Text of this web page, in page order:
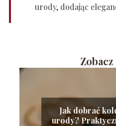
urody, dodając
Jak dobrać
urody?